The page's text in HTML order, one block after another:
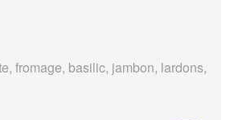
fromage, basilic, jambon, lardons,